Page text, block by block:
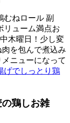
むねロール 副
リューム満点お
木曜日！少し変
を包んで煮込み
ニューになって
げでしっとり鶏
の鶏しお雑